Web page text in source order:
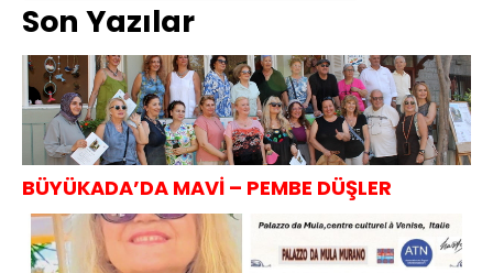
Son Yazılar
BÜYÜKADA’DA MAVİ – PEMBE DÜŞLER